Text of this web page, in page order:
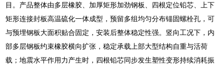
目。产品整体由多层橡胶、加厚矩形加劲钢板、四根定位铅芯、上下
矩形连接封板高温硫化一体成型，预留多组均匀分布锚固螺栓孔，可
与预埋钢板大面积贴合固定，安装后整体稳定性强。竖向工况下，内
部多层钢板约束橡胶横向扩张，稳定承载上部大型结构自重与活荷
载；地震水平作用力产生时，四根铅芯同步发生塑性变形持续消耗振